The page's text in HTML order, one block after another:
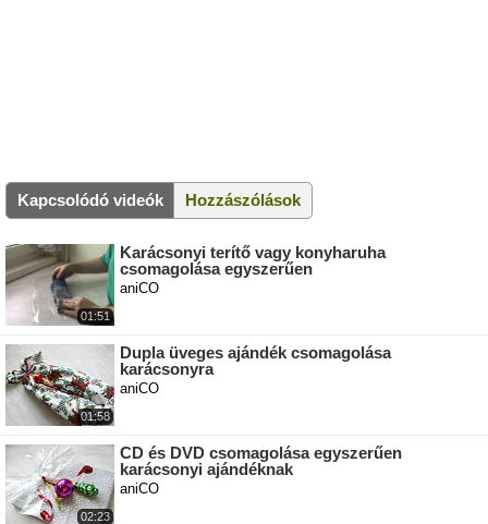
Kapcsolódó videók Hozzászólások
01:51
Karácsonyi terítő vagy konyharuha
csomagolása egyszerűen
aniCO
01:58
Dupla üveges ajándék csomagolása
karácsonyra
aniCO
02:23
CD és DVD csomagolása egyszerűen
karácsonyi ajándéknak
aniCO